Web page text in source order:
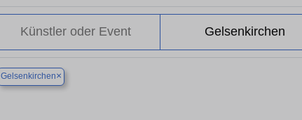
Gelsenkirchen×